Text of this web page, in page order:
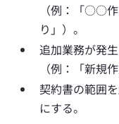
（例：「○○
り」）。
追加業務が発
（例：「新規
契約書の範囲
にする。